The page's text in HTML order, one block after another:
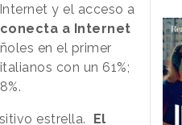
y el acceso a
a Internet
en el primer
con un 61%;
estrella. El